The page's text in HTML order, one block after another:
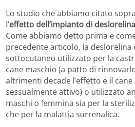
Lo studio che abbiamo citato
l’effetto dell’impianto di
Come abbiamo detto prima e
precedente articolo, la deslorelina
sottocutaneo utilizzato per la
cane maschio (a patto di
altrimenti decade l’effetto e il
sessualmente attivo) o utilizzato
maschi o femmina sia per la
che per la malattia surrenalica.